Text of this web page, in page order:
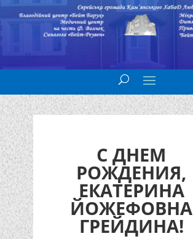
С ДНЕМ
РОЖДЕНИЯ,
ЕКАТЕРИНА
ЙОЖЕФОВНА
ГРЕЙДИНА!